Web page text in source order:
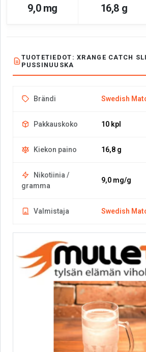
9,0 mg 16,8 g
TUOTETIEDOT: XRANGE CATCH
PUSSINUUSKA
Brändi Swedish
Pakkauskoko 10 kpl
Kiekon paino 16,8 g
Nikotiinia /
gramma
9,0 mg/g
Valmistaja Swedish